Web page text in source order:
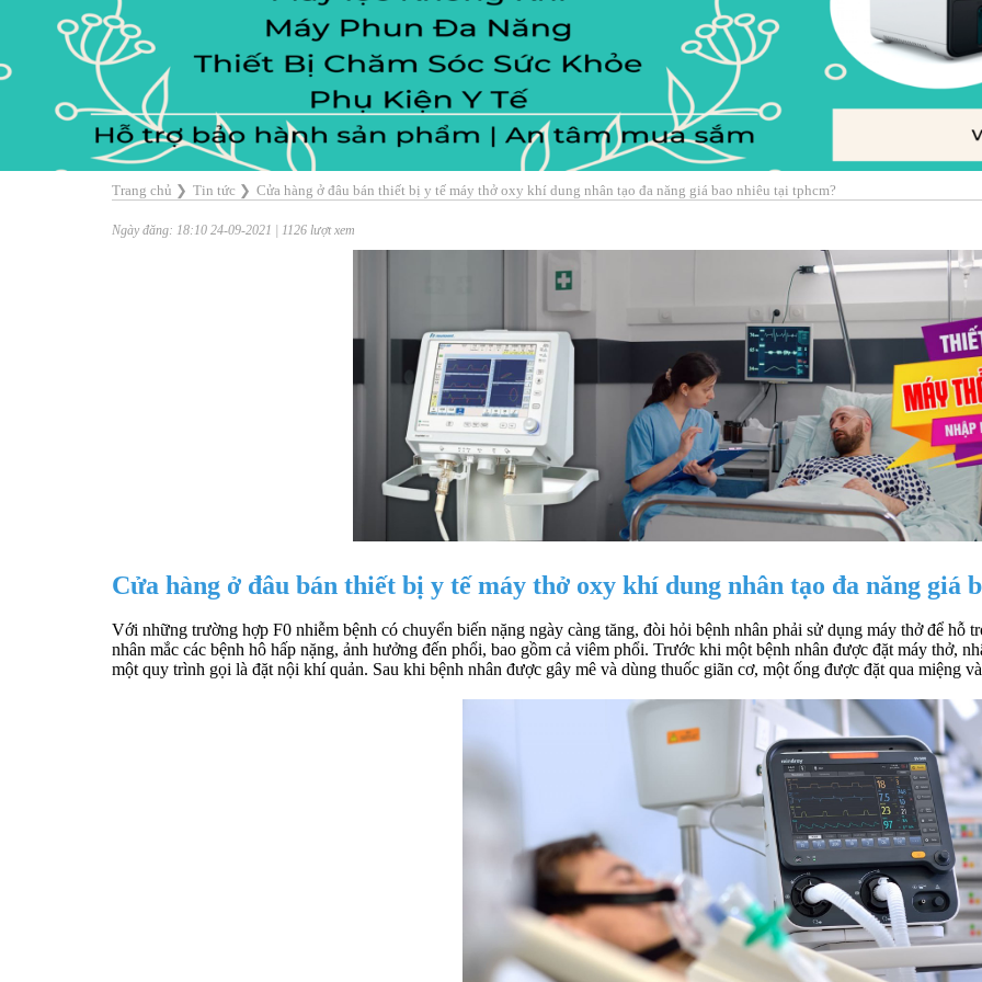
Trang chủ ❯ Tin tức ❯ Cửa hàng ở đâu bán thiết bị y tế máy thở oxy khí dung nhân tạo đa năng giá bao nhiêu tại tphcm?
Ngày đăng: 18:10 24-09-2021 | 1126 lượt xem
Cửa hàng ở đâu bán thiết bị y tế máy thở oxy khí dung nhân tạo đa năng giá
Với những trường hợp F0 nhiễm bệnh có chuyển biến nặng ngày càng tăng, đòi hỏi bệnh nhân phải sử dụng máy thở để hỗ
nhân mắc các bệnh hô hấp nặng, ảnh hưởng đến phổi, bao gồm cả viêm phổi. Trước khi một bệnh nhân được đặt máy thở,
một quy trình gọi là đặt nội khí quản. Sau khi bệnh nhân được gây mê và dùng thuốc giãn cơ, một ống được đặt qua miệng